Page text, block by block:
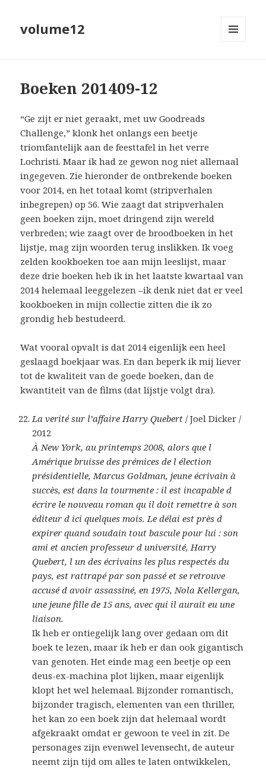
volume12
Boeken 201409-12
“Ge zijt er niet geraakt, met uw Goodreads
Challenge,” klonk het onlangs een beetje
triomfantelijk aan de feesttafel in het verre
Lochristi. Maar ik had ze gewon nog niet allemaal
ingegeven. Zie hieronder de ontbrekende boeken
voor 2014, en het totaal komt (stripverhalen
inbegrepen) op 56. Wie zaagt dat stripverhalen
geen boeken zijn, moet dringend zijn wereld
verbreden; wie zaagt over de broodboeken in het
lijstje, mag zijn woorden terug inslikken. Ik voeg
zelden kookboeken toe aan mijn leeslijst, maar
deze drie boeken heb ik in het laatste kwartaal van
2014 helemaal leeggelezen –ik denk niet dat er veel
kookboeken in mijn collectie zitten die ik zo
grondig heb bestudeerd.
Wat vooral opvalt is dat 2014 eigenlijk een heel
geslaagd boekjaar was. En dan beperk ik mij liever
tot de kwaliteit van de goede boeken, dan de
kwantiteit van de films (dat lijstje volgt dra).
La verité sur l’affaire Harry Quebert / Joel Dicker /
2012
À New York, au printemps 2008, alors que l
Amérique bruisse des prémices de l élection
présidentielle, Marcus Goldman, jeune écrivain à
succès, est dans la tourmente : il est incapable d
écrire le nouveau roman qu il doit remettre à son
éditeur d ici quelques mois. Le délai est près d
expirer quand soudain tout bascule pour lui : son
ami et ancien professeur d université, Harry
Quebert, l un des écrivains les plus respectés du
pays, est rattrapé par son passé et se retrouve
accusé d avoir assassiné, en 1975, Nola Kellergan,
une jeune fille de 15 ans, avec qui il aurait eu une
liaison.
Ik heb er ontiegelijk lang over gedaan om dit
boek te lezen, maar ik heb er dan ook gigantisch
van genoten. Het einde mag een beetje op een
deus-ex-machina plot lijken, maar eigenlijk
klopt het wel helemaal. Bijzonder romantisch,
bijzonder tragisch, elementen van een thriller,
het kan zo een boek zijn dat helemaal wordt
afgekraakt omdat er gewoon te veel in zit. De
personages zijn evenwel levensecht, de auteur
neemt zijn tijd om alles te laten ontwikkelen,